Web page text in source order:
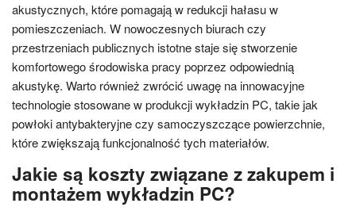
akustycznych, które pomagają w redukcji hałasu w
pomieszczeniach. W nowoczesnych biurach czy
przestrzeniach publicznych istotne staje się stworzenie
komfortowego środowiska pracy poprzez odpowiednią
akustykę. Warto również zwrócić uwagę na innowacyjne
technologie stosowane w produkcji wykładzin PC, takie jak
powłoki antybakteryjne czy samoczyszczące powierzchnie,
które zwiększają funkcjonalność tych materiałów.
Jakie są koszty związane z zakupem i
montażem wykładzin PC?